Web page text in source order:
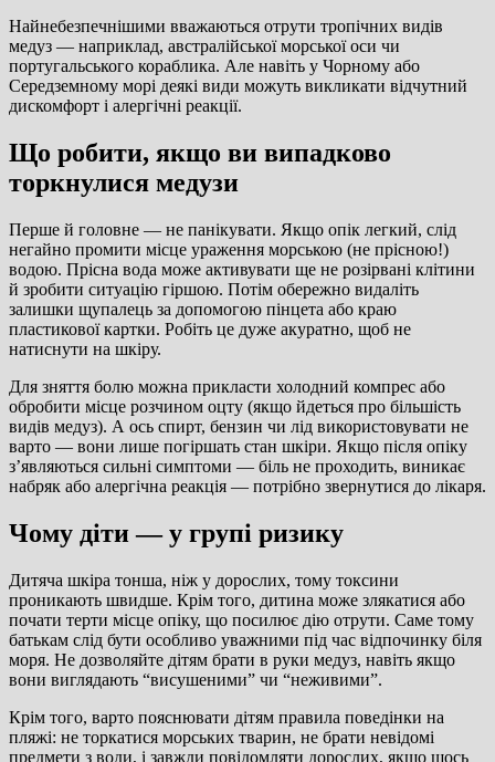
Найнебезпечнішими вважаються отрути тропічних видів
медуз — наприклад, австралійської морської оси чи
португальського кораблика. Але навіть у Чорному або
Середземному морі деякі види можуть викликати відчутний
дискомфорт і алергічні реакції.
Що робити, якщо ви випадково
торкнулися медузи
Перше й головне — не панікувати. Якщо опік легкий, слід
негайно промити місце ураження морською (не прісною!)
водою. Прісна вода може активувати ще не розірвані клітини
й зробити ситуацію гіршою. Потім обережно видаліть
залишки щупалець за допомогою пінцета або краю
пластикової картки. Робіть це дуже акуратно, щоб не
натиснути на шкіру.
Для зняття болю можна прикласти холодний компрес або
обробити місце розчином оцту (якщо йдеться про більшість
видів медуз). А ось спирт, бензин чи лід використовувати не
варто — вони лише погіршать стан шкіри. Якщо після опіку
з’являються сильні симптоми — біль не проходить, виникає
набряк або алергічна реакція — потрібно звернутися до лікаря.
Чому діти — у групі ризику
Дитяча шкіра тонша, ніж у дорослих, тому токсини
проникають швидше. Крім того, дитина може злякатися або
почати терти місце опіку, що посилює дію отрути. Саме тому
батькам слід бути особливо уважними під час відпочинку біля
моря. Не дозволяйте дітям брати в руки медуз, навіть якщо
вони виглядають “висушеними” чи “неживими”.
Крім того, варто пояснювати дітям правила поведінки на
пляжі: не торкатися морських тварин, не брати невідомі
предмети з води, і завжди повідомляти дорослих, якщо щось